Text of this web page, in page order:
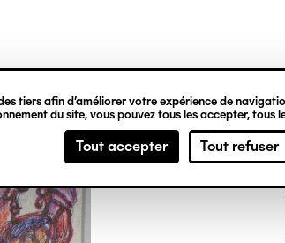
tiers afin d’améliorer votre expérience de
du site, vous pouvez tous les accepter, tous
Tout accepter Tout refuser